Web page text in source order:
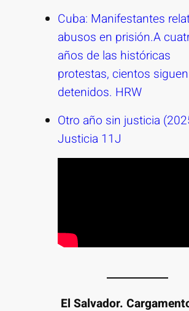
Cuba: Manifestantes
abusos en prisión.A
años de las históricas
protestas, cientos siguen
detenidos. HRW
Otro año sin justicia
Justicia 11J
El Salvador.